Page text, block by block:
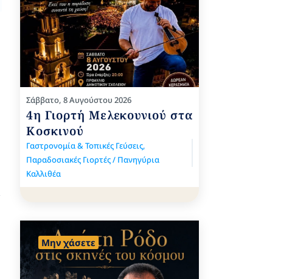
Σάββατο, 8 Αυγούστου 2026
4η Γιορτή Μελεκουνιού στα
Κοσκινού
Γαστρονομία & Τοπικές Γεύσεις,
Παραδοσιακές Γιορτές / Πανηγύρια
Καλλιθέα
Μην χάσετε